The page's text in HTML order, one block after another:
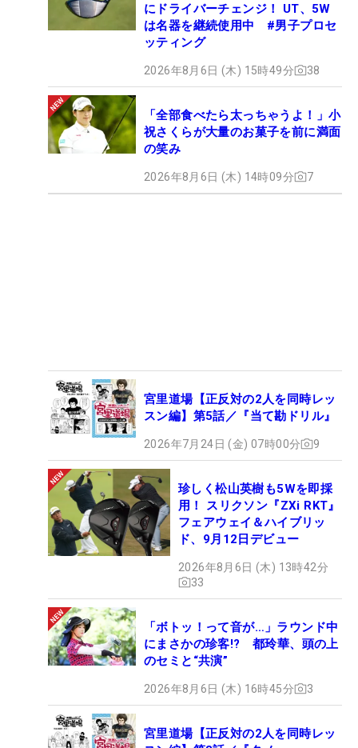
にドライバーチェンジ！ UT、5W
は名器を継続使用中 #男子プロセ
ッティング
2026年8月6日 (木) 15時49分 38
「全部食べたら太っちゃうよ！」小
祝さくらが大量のお菓子を前に満面
の笑み
2026年8月6日 (木) 14時09分 7
宮里道場【正反対の2人を同時レッ
スン編】第5話／『当て勘ドリル』
2026年7月24日 (金) 07時00分 9
珍しく松山英樹も5Wを即採
用！ スリクソン『ZXi RKT』
フェアウェイ＆ハイブリッ
ド、9月12日デビュー
2026年8月6日 (木) 13時42分
33
「ボトッ！って音が…」ラウンド中
にまさかの珍客!? 都玲華、頭の上
のセミと“共演”
2026年8月6日 (木) 16時45分 3
宮里道場【正反対の2人を同時レッ